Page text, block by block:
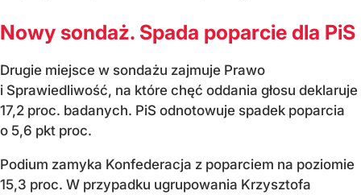
Nowy sondaż. Spada poparcie dla PiS
Drugie miejsce w sondażu zajmuje Prawo
i Sprawiedliwość, na które chęć oddania głosu deklaruje
17,2 proc. badanych. PiS odnotowuje spadek poparcia
o 5,6 pkt proc.
Podium zamyka Konfederacja z poparciem na poziomie
15,3 proc. W przypadku ugrupowania Krzysztofa